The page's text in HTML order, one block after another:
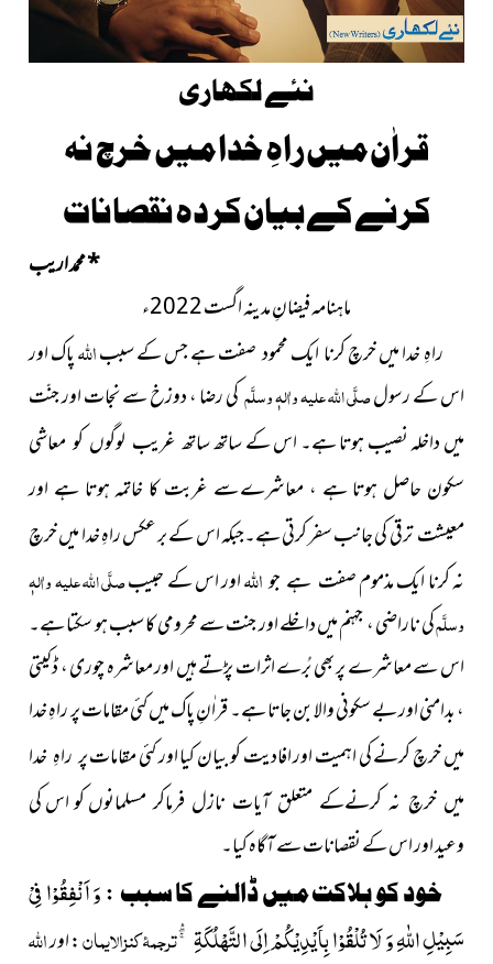
نئے لکھاری
قراٰن میں راہِ خدا میں خرچ نہ
کرنے کے بیان کردہ نقصانات
*محمد اریب
ماہنامہ فیضانِ مدینہ اگست 2022ء
راہِ خدا میں خرچ کرنا ایک محمود صفت ہے جس کے سبباللہپاک اور
اس کے رسولصلَّی اللہ علیہ واٰلہٖ وسلَّمکی رضا ، دوزخ سے نجات اور جنّت
میں داخلہ نصیب ہوتا ہے۔ اس کے ساتھساتھ غریب لوگوں کو معاشی
سکون حاصل ہوتا ہے ، معاشرےسے غربت کا خاتمہ ہوتا ہے اور
معیشتترقی کیجانب سفر کرتیہے۔جبکہ اس کے بر عکس راہِ خدا میں خرچ
نہ کرنا ایک مذمومصفت ہے جو اللہاور اس کے حبیبصلَّی اللہ علیہ واٰلہٖ
وسلَّمکی ناراضی ،جہنم میں داخلے اور جنت سے محرومی کا سبب ہو سکتا ہے۔
اس سے معاشرے پر بھی بُرے اثرات پڑتے ہیں اور معاشرہ چوری ، ڈکیتی
، بدامنی اور بے سکونی والا بن جاتا ہے۔ قراٰنِ پاک میں کئی مقامات پر راہِ خدا
میں خرچ کرنے کی اہمیت اور افادیت کو بیان کیا اور کئی مقاماتپر راہِ خدا
میں خرچ نہ کرنےکے متعلق آیات نازل فرماکر مسلمانوںکو اس کی
وعید اور اس کے نقصانات سے آگاہ کیا۔
خود کو ہلاکت میں ڈالنے کا سبب :وَ اَنْفِقُوْا فِیْ
سَبِیْلِ اللّٰهِ وَ لَا تُلْقُوْا بِاَیْدِیْكُمْ اِلَى التَّهْلُكَةِ ﳝ-ترجمۂ کنزالایمان: اوراللہ